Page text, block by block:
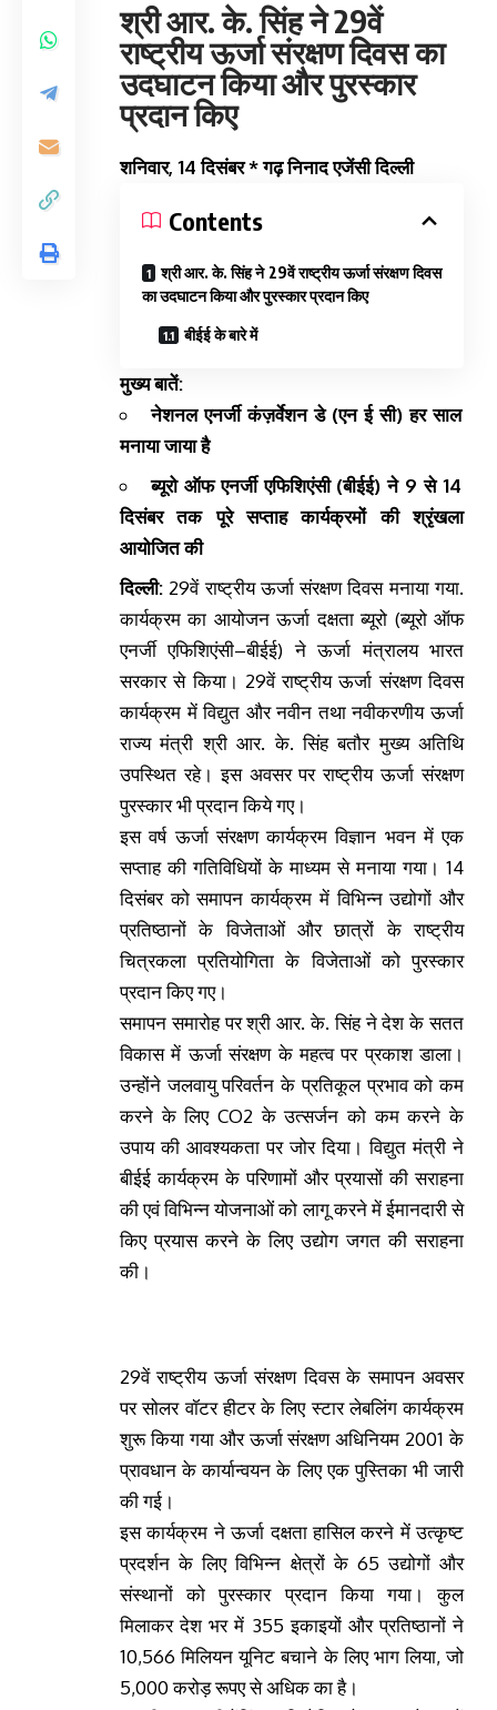
श्री आर. के. सिंह ने 29वें
राष्ट्रीय ऊर्जा संरक्षण दिवस का
उदघाटन किया और पुरस्कार
प्रदान किए​
शनिवार, 14 दिसंबर * गढ़ निनाद एजेंसी दिल्ली
Contents
श्री आर. के. सिंह ने 29वें राष्ट्रीय ऊर्जा संरक्षण दिवस
का उदघाटन किया और पुरस्कार प्रदान किए​
बीईई के बारे में
मुख्य बातें:
नेशनल एनर्जी कंज़र्वेशन डे (एन ई सी) हर साल
मनाया जाया है
ब्यूरो ऑफ एनर्जी एफिशिएंसी (बीईई) ने 9 से 14
दिसंबर तक पूरे सप्ताह कार्यक्रमों की श्रृंखला
आयोजित की
दिल्ली: 29वें राष्ट्रीय ऊर्जा संरक्षण दिवस मनाया गया.
कार्यक्रम का आयोजनऊर्जा दक्षता ब्यूरो (ब्यूरो ऑफ
एनर्जी एफिशिएंसी–बीईई) ने ऊर्जा मंत्रालय भारत
सरकार से किया। 29वें राष्ट्रीय ऊर्जा संरक्षण दिवस
कार्यक्रम मेंविद्युत और नवीन तथा नवीकरणीय ऊर्जा
राज्य मंत्री श्री आर. के. सिंह बतौर मुख्य अतिथि
उपस्थित रहे। इस अवसर पर राष्ट्रीय ऊर्जा संरक्षण
पुरस्कार भी प्रदान किये गए।
इस वर्ष ऊर्जा संरक्षण कार्यक्रम विज्ञान भवन में एक
सप्ताह की गतिविधियों के माध्यम से मनाया गया । 14
दिसंबर को समापन कार्यक्रम में विभिन्न उद्योगों और
प्रतिष्ठानों के विजेताओं और छात्रों के राष्ट्रीय
चित्रकला प्रतियोगिता के विजेताओं को पुरस्कार
प्रदान किए गए।
समापन समारोह पर श्री आर. के. सिंह ने देश के सतत
विकास में ऊर्जा संरक्षण के महत्व पर प्रकाश डाला।
उन्होंने जलवायु परिवर्तन के प्रतिकूल प्रभाव को कम
करने के लिए CO2के उत्सर्जन को कम करने के
उपाय की आवश्यकता पर जोर दिया। विद्युत मंत्री ने
बीईई कार्यक्रम के परिणामों और प्रयासों की सराहना
की एवं विभिन्न योजनाओं को लागू करने में ईमानदारी से
किए प्रयास करने के लिए उद्योग जगत की सराहना
की।
29वें राष्ट्रीय ऊर्जा संरक्षण दिवस के समापन अवसर
पर सोलर वॉटर हीटर के लिए स्टार लेबलिंग कार्यक्रम
शुरू किया गया और ऊर्जा संरक्षण अधिनियम 2001 के
प्रावधान के कार्यान्वयन के लिए एक पुस्तिका भी जारी
की गई।
इस कार्यक्रम ने ऊर्जा दक्षता हासिल करने में उत्कृष्ट
प्रदर्शन के लिए विभिन्न क्षेत्रों के 65 उद्योगों और
संस्थानों को पुरस्कार प्रदान किया गया। कुल
मिलाकर देश भर में 355 इकाइयों और प्रतिष्ठानों ने
10,566 मिलियन यूनिट बचाने के लिए भाग लिया, जो
5,000 करोड़ रूपए से अधिक का है।